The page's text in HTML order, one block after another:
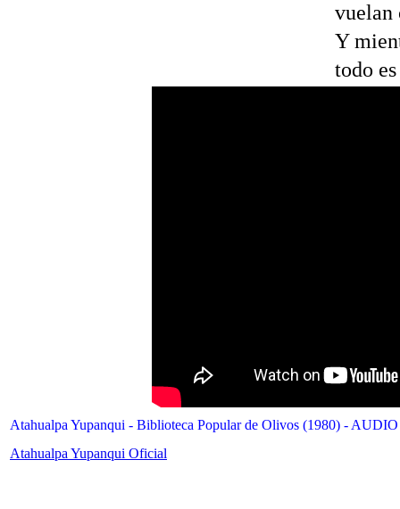
vuelan
Y
todo
Atahualpa Yupanqui - Biblioteca Popular de Olivos (1980) - AUDIO
Atahualpa Yupanqui Oficial